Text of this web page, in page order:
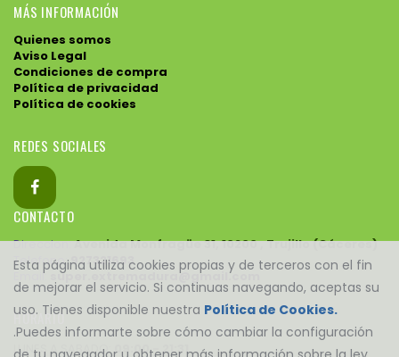
Esta página utiliza cookies propias y de terceros con el fin
de mejorar el servicio. Si continuas navegando, aceptas su
uso. Tienes disponible nuestra Política de Cookies.
.Puedes informarte sobre cómo cambiar la configuración
MÁS INFORMACIÓN
Quienes somos
Aviso Legal
Condiciones de compra
Política de privacidad
Política de cookies
REDES SOCIALES
CONTACTO
Direccion:Avenida Monfragüe 31, 10200 , Trujillo (Cáceres)
Telefono: 927321693
Email:
super.extremadura@gmail.com
HORARIO
LUNES A SABADO:09:00 - 21:31